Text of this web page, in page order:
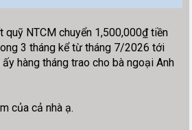
quỹ NTCM chuyển 1,500,000₫ tiền
3 tháng kể từ tháng 7/2026 tới
hàng tháng trao cho bà ngoại Anh
của cả nhà ạ.